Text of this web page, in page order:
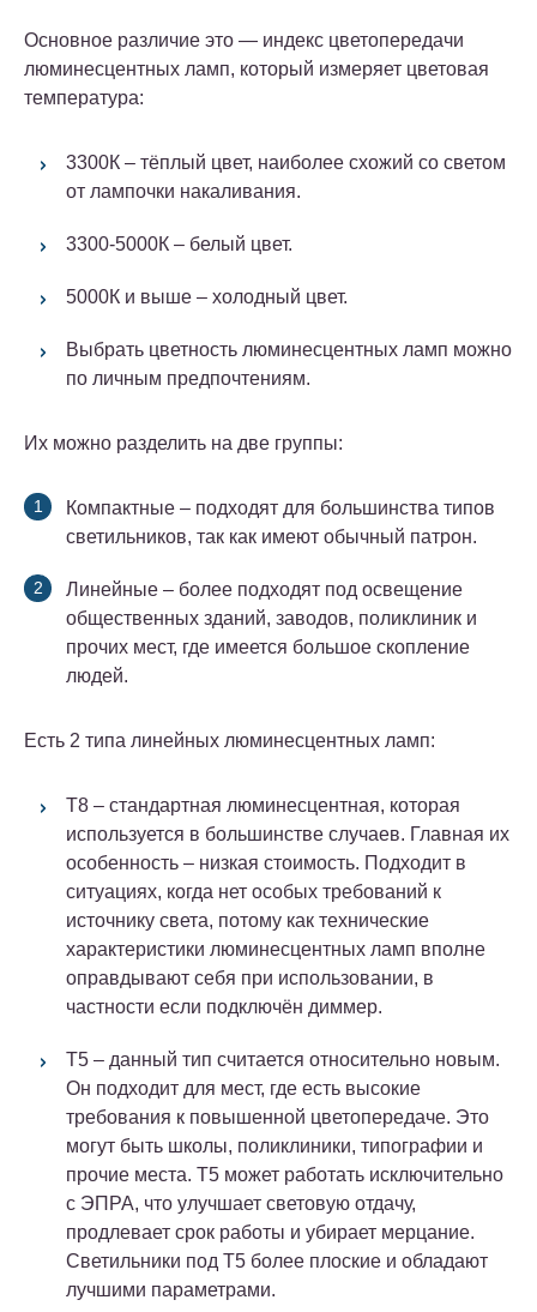
Основное различие это — индекс цветопередачи
люминесцентных ламп, который измеряет цветовая
температура:
3300К – тёплый цвет, наиболее схожий со светом
от лампочки накаливания.
3300-5000К – белый цвет.
5000К и выше – холодный цвет.
Выбрать цветность люминесцентных ламп можно
по личным предпочтениям.
Их можно разделить на две группы:
Компактные – подходят для большинства типов
светильников, так как имеют обычный патрон.
Линейные – более подходят под освещение
общественных зданий, заводов, поликлиник и
прочих мест, где имеется большое скопление
людей.
Есть 2 типа линейных люминесцентных ламп:
Т8 – стандартная люминесцентная, которая
используется в большинстве случаев. Главная их
особенность – низкая стоимость. Подходит в
ситуациях, когда нет особых требований к
источнику света, потому как технические
характеристики люминесцентных ламп вполне
оправдывают себя при использовании, в
частности если подключён диммер.
Т5 – данный тип считается относительно новым.
Он подходит для мест, где есть высокие
требования к повышенной цветопередаче. Это
могут быть школы, поликлиники, типографии и
прочие места. Т5 может работать исключительно
с ЭПРА, что улучшает световую отдачу,
продлевает срок работы и убирает мерцание.
Светильники под Т5 более плоские и обладают
лучшими параметрами.